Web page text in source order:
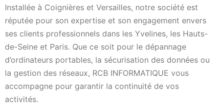
Installée à Coignières et Versailles, notre société est
réputée pour son expertise et son engagement envers
ses clients professionnels dans les Yvelines, les Hauts-
de-Seine et Paris. Que ce soit pour le dépannage
d’ordinateurs portables, la sécurisation des données ou
la gestion des réseaux, RCB INFORMATIQUE vous
accompagne pour garantir la continuité de vos
activités.